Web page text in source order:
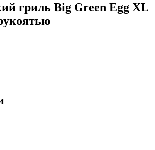
гриль Big Green Egg XL